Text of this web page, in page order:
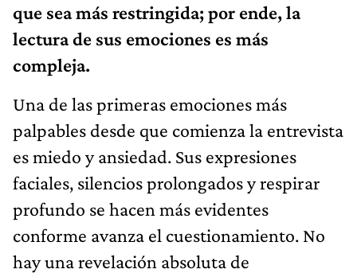
que sea más restringida; por ende, la
lectura de sus emociones es más
compleja.
Una de las primeras emociones más
palpables desde que comienza la entrevista
es miedo y ansiedad. Sus expresiones
faciales, silencios prolongados y respirar
profundo se hacen más evidentes
conforme avanza el cuestionamiento. No
hay una revelación absoluta de